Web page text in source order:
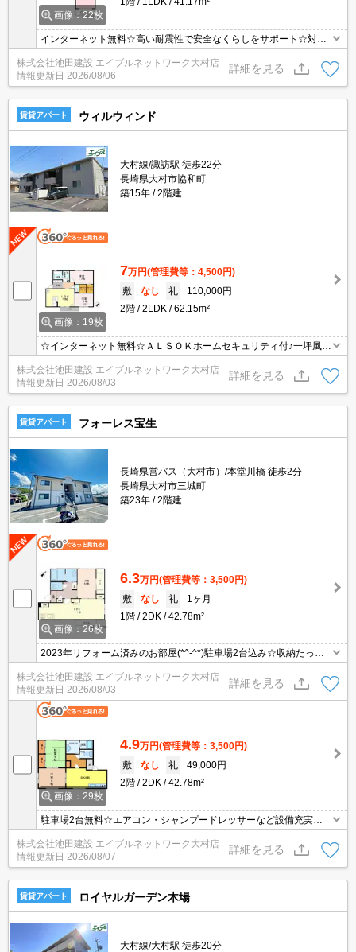
画像：22枚
インターネット無料☆高い耐震性で安全なくらしをサポート☆対面
キッチンでリビングの様子が伺えるタイプの間取りです！！初めて
の一人暮らしにどうですか♪
株式会社池田建設 エイブルネットワーク大村店
情報更新日 2026/08/06
詳細を見る
賃貸アパート ウィルウィンド
大村線/諏訪駅 徒歩22分
長崎県大村市協和町
築15年
2階建
画像：19枚
7万円(管理費等：4,500円)
敷
なし 礼
110,000円
2階
2LDK 62.15m²
☆インターネット無料☆ＡＬＳＯＫホームセキュリティ付♪一坪風呂
タイプなのでゆったりくつろげます☆
株式会社池田建設 エイブルネットワーク大村店
情報更新日 2026/08/03
詳細を見る
賃貸アパート フォーレス宝生
長崎県営バス（大村市）/本堂川橋 徒歩2分
長崎県大村市三城町
築23年
2階建
画像：26枚
6.3万円(管理費等：3,500円)
敷
なし 礼
1ヶ月
1階
2DK 42.78m²
2023年リフォーム済みのお部屋(*^-^*)駐車場2台込み☆収納たっぷ
株式会社池田建設 エイブルネットワーク大村店
情報更新日 2026/08/03
詳細を見る
画像：29枚
4.9万円(管理費等：3,500円)
敷
なし 礼
49,000円
2階
2DK 42.78m²
駐車場2台無料☆エアコン・シャンプードレッサーなど設備充実！
安心で確かな品質、積水ハウスの賃貸住宅「シャーメゾンシリー
ズ」です☆
株式会社池田建設 エイブルネットワーク大村店
情報更新日 2026/08/07
詳細を見る
賃貸アパート ロイヤルガーデン木場
大村線/大村駅 徒歩20分